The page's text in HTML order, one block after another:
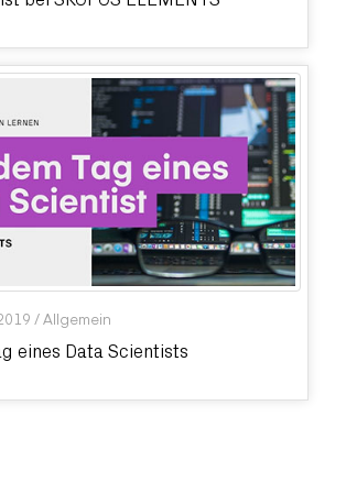
/Allgemein
eines Data Scientists